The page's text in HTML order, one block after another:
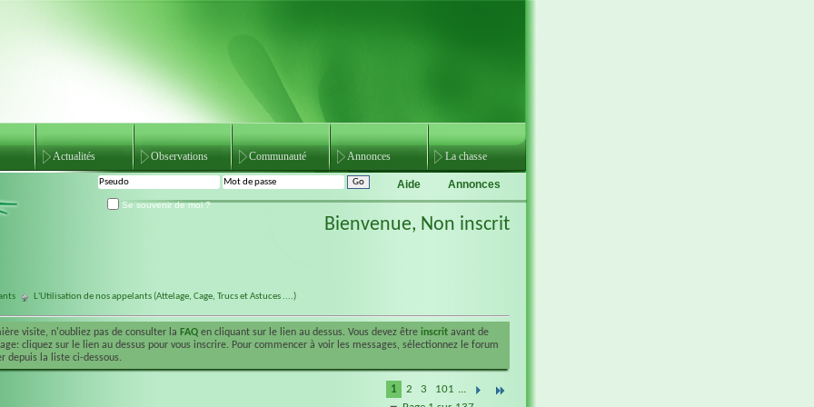
Actualités Observations Communauté Annonces La chasse
Annonces
Aide
Se souvenir de moi ?
Bienvenue, Non inscrit
L'Utilisation de nos appelants (Attelage, Cage, Trucs et Astuces ....)
visite, n'oubliez pas de consulter la FAQ en cliquant sur le lien au dessus. Vous devez être inscrit avant de
cliquez sur le lien au dessus pour vous inscrire. Pour commencer à voir les messages, sélectionnez le forum
depuis la liste ci-dessous.
1 2 3 101 ...